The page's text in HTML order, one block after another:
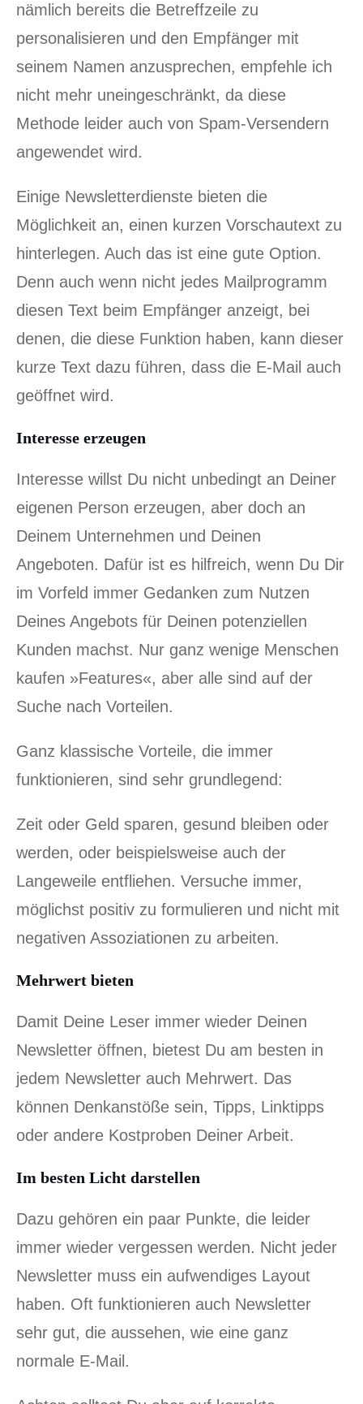
nämlich bereits die Betreffzeile zu
personalisieren und den Empfänger mit
seinem Namen anzusprechen, empfehle ich
nicht mehr uneingeschränkt, da diese
Methode leider auch von Spam-Versendern
angewendet wird.
Einige Newsletterdienste bieten die
Möglichkeit an, einen kurzen Vorschautext zu
hinterlegen. Auch das ist eine gute Option.
Denn auch wenn nicht jedes Mailprogramm
diesen Text beim Empfänger anzeigt, bei
denen, die diese Funktion haben, kann dieser
kurze Text dazu führen, dass die E-Mail auch
geöffnet wird.
Interesse erzeugen
Interesse willst Du nicht unbedingt an Deiner
eigenen Person erzeugen, aber doch an
Deinem Unternehmen und Deinen
Angeboten. Dafür ist es hilfreich, wenn Du Dir
im Vorfeld immer Gedanken zum Nutzen
Deines Angebots für Deinen potenziellen
Kunden machst. Nur ganz wenige Menschen
kaufen »Features«, aber alle sind auf der
Suche nach Vorteilen.
Ganz klassische Vorteile, die immer
funktionieren, sind sehr grundlegend:
Zeit oder Geld sparen, gesund bleiben oder
werden, oder beispielsweise auch der
Langeweile entfliehen. Versuche immer,
möglichst positiv zu formulieren und nicht mit
negativen Assoziationen zu arbeiten.
Mehrwert bieten
Damit Deine Leser immer wieder Deinen
Newsletter öffnen, bietest Du am besten in
jedem Newsletter auch Mehrwert. Das
können Denkanstöße sein, Tipps, Linktipps
oder andere Kostproben Deiner Arbeit.
Im besten Licht darstellen
Dazu gehören ein paar Punkte, die leider
immer wieder vergessen werden. Nicht jeder
Newsletter muss ein aufwendiges Layout
haben. Oft funktionieren auch Newsletter
sehr gut, die aussehen, wie eine ganz
normale E-Mail.